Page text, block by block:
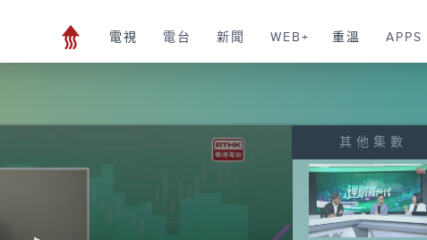
電視 電台 新聞 WEB+ 重溫 APPS
其他集數